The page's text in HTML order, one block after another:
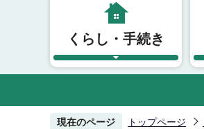
くらし・手続き
現在のページ トップページ